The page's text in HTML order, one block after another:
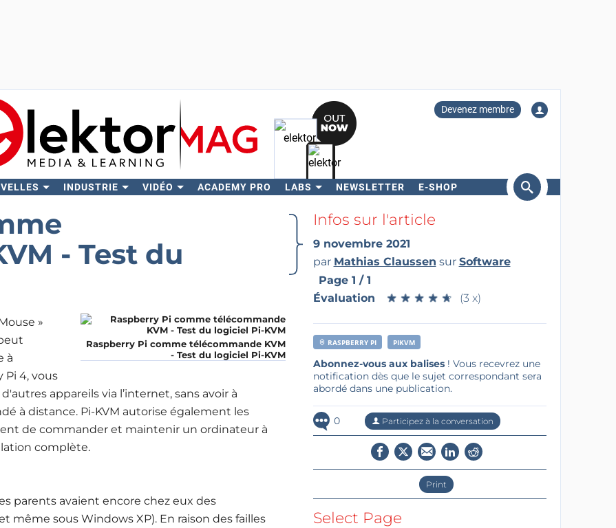
Devenez membre
INDUSTRIE VIDÉO ACADEMY PRO LABS NEWSLETTER E-SHOP
Rechercher
- Test du
Raspberry Pi comme télécommande KVM
- Test du logiciel Pi-KVM
»
à
Pi 4, vous
appareils via l’internet, sans avoir à
à distance. Pi-KVM autorise également les
de commander et maintenir un ordinateur à
complète.
parents avaient encore chez eux des
sous Windows XP). En raison des failles
Infos sur l'article
9 novembre 2021
par Mathias Claussen sur Software
Page 1 / 1
Évaluation
★ ★ ★ ★ ★
★ ★ ★ ★ ★ (3 x)
RASPBERRY PI PIKVM
Abonnez-vous aux balises! Vous recevrez une
notification dès que le sujet correspondant sera
abordé dans une publication.
0 Participez à la conversation
Print
Select Page